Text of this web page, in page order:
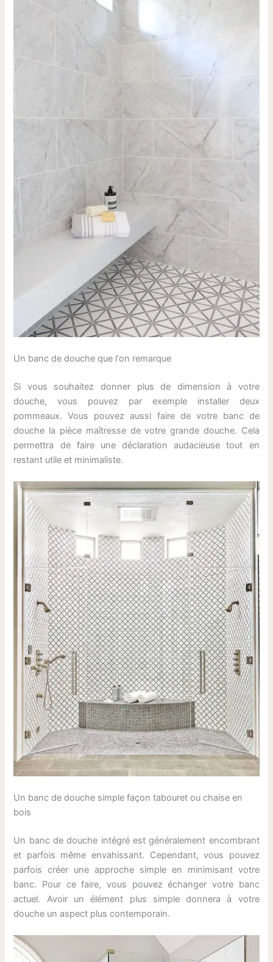
Un banc de douche que l‘on remarque
Si vous souhaitez donner plus de dimension à votre
douche, vous pouvez par exemple installer deux
pommeaux. Vous pouvez aussi faire de votre banc de
douche la pièce maîtresse de votre grande douche. Cela
permettra de faire une déclaration audacieuse tout en
restant utile et minimaliste.
Un banc de douche simple façon tabouret ou chaise en
bois
Un banc de douche intégré est généralement encombrant
et parfois même envahissant. Cependant, vous pouvez
parfois créer une approche simple en minimisant votre
banc. Pour ce faire, vous pouvez échanger votre banc
actuel. Avoir un élément plus simple donnera à votre
douche un aspect plus contemporain.